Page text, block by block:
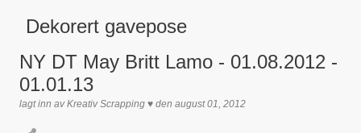
Dekorert gavepose
GAVEPOSE / POSEKORT
TEKST KLISTREMERKER / STICKERS
NY DT May Britt Lamo - 01.08.2012 -
01.01.13
lagt inn avKreativ Scrapping ♥ den august 01, 2012